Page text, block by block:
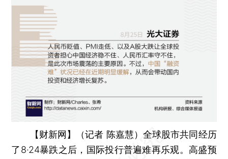
【财新网】（记者 陈嘉慧） 全球股市共同经历
了8·24暴跌之后，国际投行普遍难再乐观。高盛预